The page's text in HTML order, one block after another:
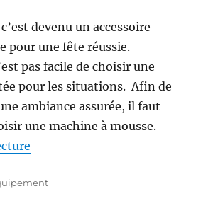
devenu un accessoire
pour une fête réussie.
pas facile de choisir une
pour les situations. Afin de
ambiance assurée, il faut
une machine à mousse.